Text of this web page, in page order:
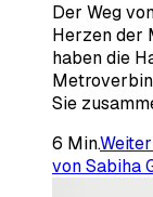
Der Weg
Herzen der
haben die
Sie
6 Min.
von Sabiha